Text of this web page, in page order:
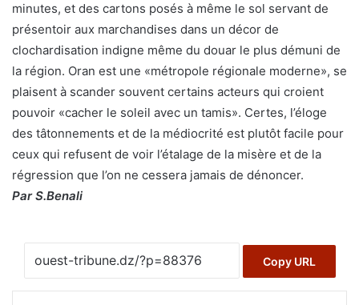
minutes, et des cartons posés à même le sol servant de
présentoir aux marchandises dans un décor de
clochardisation indigne même du douar le plus démuni de
la région. Oran est une «métropole régionale moderne», se
plaisent à scander souvent certains acteurs qui croient
pouvoir «cacher le soleil avec un tamis». Certes, l’éloge
des tâtonnements et de la médiocrité est plutôt facile pour
ceux qui refusent de voir l’étalage de la misère et de la
régression que l’on ne cessera jamais de dénoncer.
Par S.Benali
Copy URL